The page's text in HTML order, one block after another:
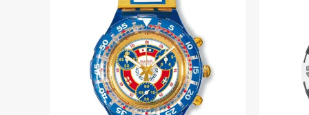
Jessica E.
18.02.2026
Perfekter Service und sehr